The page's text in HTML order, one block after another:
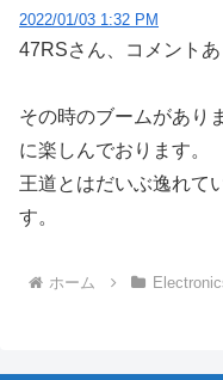
2022/01/03 1:32 PM
47RSさん、コメントあ
その時のブームがあり
に楽しんでおります。
王道とはだいぶ逸れて
す。
ホーム